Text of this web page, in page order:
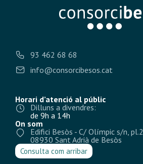
93 462 68 68
info@consorcibesos.cat
Horari d’atenció al públic
Dilluns a divendres:
de 9h a 14h
On som
Edifici Besòs - C/ Olímpic s/n, pl.2
08930 Sant Adrià de Besòs
Consulta com arribar